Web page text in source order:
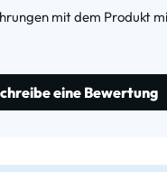
mit dem Produkt
eine Bewertung